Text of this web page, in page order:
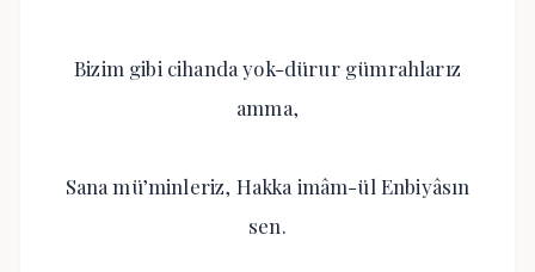
Bizim gibi cihanda yok-dürur gümrahlarız
amma,
Sana mü’minleriz, Hakka imâm-ül Enbiyâsın
sen.